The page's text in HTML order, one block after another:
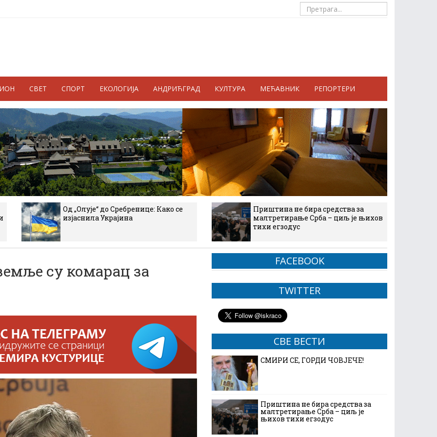
СВЕТ СПОРТ ЕКОЛОГИЈА АНДРИЋГРАД КУЛТУРА МЕЋАВНИК РЕПОРТЕРИ
Од „Олује“ до Сребренице: Како се
изјаснила Украјина
Приштина не бира средства за
малтретирање Срба – циљ је њихов
тихи егзодус
су комарац за
FACEBOOK
TWITTER
СВЕ ВЕСТИ
СМИРИ СЕ, ГОРДИ ЧОВЈЕЧЕ!
Приштина не бира средства за
малтретирање Срба – циљ је
њихов тихи егзодус